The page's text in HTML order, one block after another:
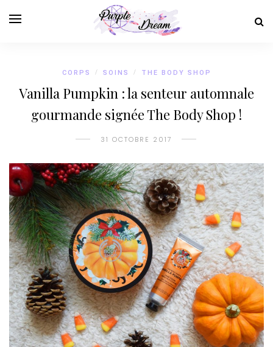
CORPS / SOINS / THE BODY SHOP
Vanilla Pumpkin : la senteur automnale
gourmande signée The Body Shop !
31 OCTOBRE 2017